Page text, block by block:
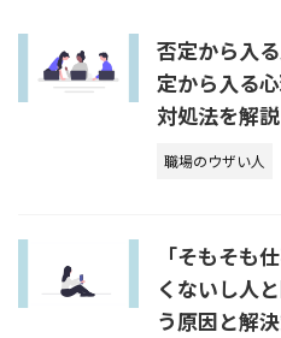
否定から入
定から入る
対処法を解説
職場のウザい人
「そもそも
くないし人
う原因と解決